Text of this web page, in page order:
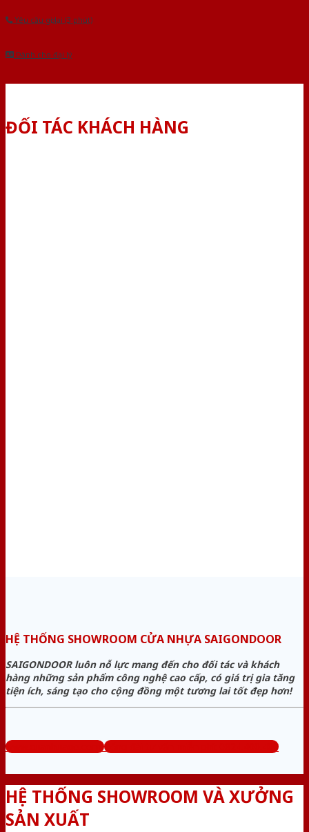
Yêu cầu gọi lại (3 phút)
Dành cho đại lý
ĐỐI TÁC KHÁCH HÀNG
HỆ THỐNG SHOWROOM CỬA NHỰA SAIGONDOOR
SAIGONDOOR luôn nỗ lực mang đến cho đối tác và khách
hàng những sản phẩm công nghệ cao cấp, có giá trị gia tăng
tiện ích, sáng tạo cho cộng đồng một tương lai tốt đẹp hơn!
www.cuanhuago.com Tổng đài tư vấn miễn phí: 0824.400.400
HỆ THỐNG SHOWROOM VÀ XƯỞNG
SẢN XUẤT